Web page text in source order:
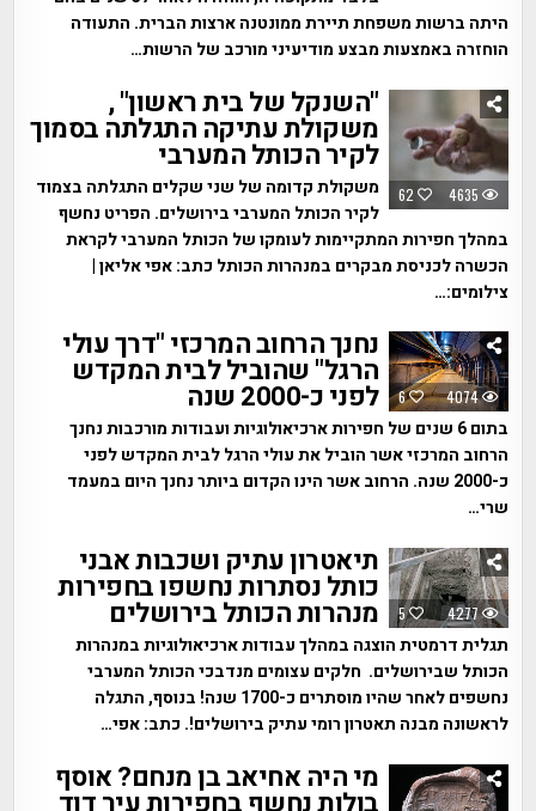
היתה ברשות משפחת תיירת ממונטנה ארצות הברית. התעודה
הוחזרה באמצעות מבצע מודיעיני מורכב של הרשות…
62 4635
"השנקל של בית ראשון" ,
משקולת עתיקה התגלתה בסמוך
לקיר הכותל המערבי
משקולת קדומה של שני שקלים התגלתה בצמוד
לקיר הכותל המערבי בירושלים. הפריט נחשף
במהלך חפירות המתקיימות לעומקו של הכותל המערבי לקראת
הכשרה לכניסת מבקרים במנהרות הכותל כתב: אפי אליאן |
צילומים:…
6 4074
נחנך הרחוב המרכזי "דרך עולי
הרגל" שהוביל לבית המקדש
לפני כ-2000 שנה
בתום 6 שנים של חפירות ארכיאולוגיות ועבודות מורכבות נחנך
הרחוב המרכזי אשר הוביל את עולי הרגל לבית המקדש לפני
כ-2000 שנה. הרחוב אשר הינו הקדום ביותר נחנך היום במעמד
שרי…
5 4277
תיאטרון עתיק ושכבות אבני
כותל נסתרות נחשפו בחפירות
מנהרות הכותל בירושלים
תגלית דרמטית הוצגה במהלך עבודות ארכיאולוגיות במנהרות
הכותל שבירושלים. חלקים עצומים מנדבכי הכותל המערבי
נחשפים לאחר שהיו מוסתרים כ-1700 שנה! בנוסף, התגלה
לראשונה מבנה תאטרון רומי עתיק בירושלים!. כתב: אפי…
מי היה אחיאב בן מנחם? אוסף